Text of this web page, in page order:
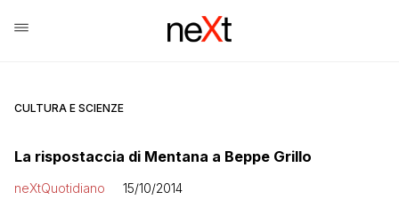
CULTURA E SCIENZE
La rispostaccia di Mentana a Beppe Grillo
neXtQuotidiano 15/10/2014